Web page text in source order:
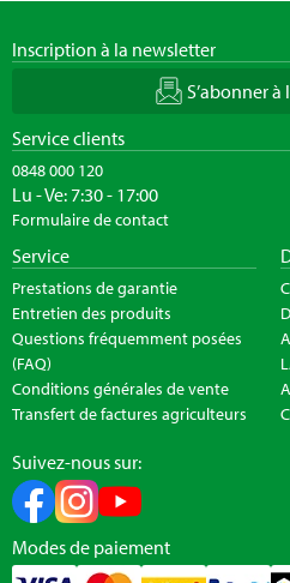
Inscription à la newsletter
S’abonner
Service clients
0848 000 120
Lu - Ve: 7:30 - 17:00
Formulaire de contact
Service
Prestations de garantie
Entretien des produits
Questions fréquemment posées
(FAQ)
Conditions générales de vente
Transfert de factures agriculteurs
Suivez-nous sur:
Modes de paiement